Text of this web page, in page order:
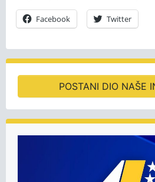
Facebook Twitter
POSTANI DIO NAŠE